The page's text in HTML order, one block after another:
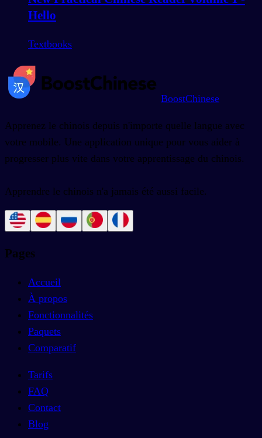
Hello
Textbooks
BoostChinese
Apprenez le chinois depuis n'importe quelle langue avec
votre mobile. Une application unique pour vous aider à
progresser plus vite dans votre apprentissage du chinois.
Apprendre le chinois n'a jamais été aussi facile.
Pages
Accueil
À propos
Fonctionnalités
Paquets
Comparatif
Tarifs
FAQ
Contact
Blog